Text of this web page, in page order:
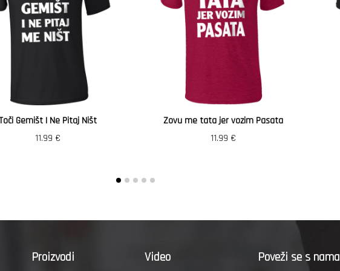
Gemišt I Ne Pitaj Ništ
11.99 €
Zovu me tata jer vozim Pasata
11.99 €
Proizvodi Video Poveži se s nama